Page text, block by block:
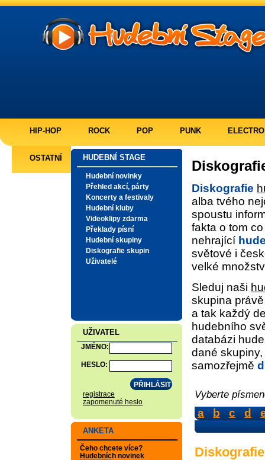
HIP-HOP ROCK POP PUNK ELECTRO
OSTATNÍ HUDEBNÍ STAGE
Hudební novinky
Přehled akcí, párty
Koncerty a festivaly
Hudební kluby
Videoklipy zdarma
Překlady písní
Hudební skupiny
Diskografie skupin
Uživatelé
UŽIVATEL
JMÉNO:
HESLO:
registrace
zapomenuté heslo
ANKETA
Čeho chcete více?
Hudebních novinek
Diskografie
alba tvého
spoustu
fakta o tom
nehrající
světové i
velké
Sleduj naši
skupina
a tak každý
hudebního
databázi
dané
samozřejmě
Vyberte
a b c d